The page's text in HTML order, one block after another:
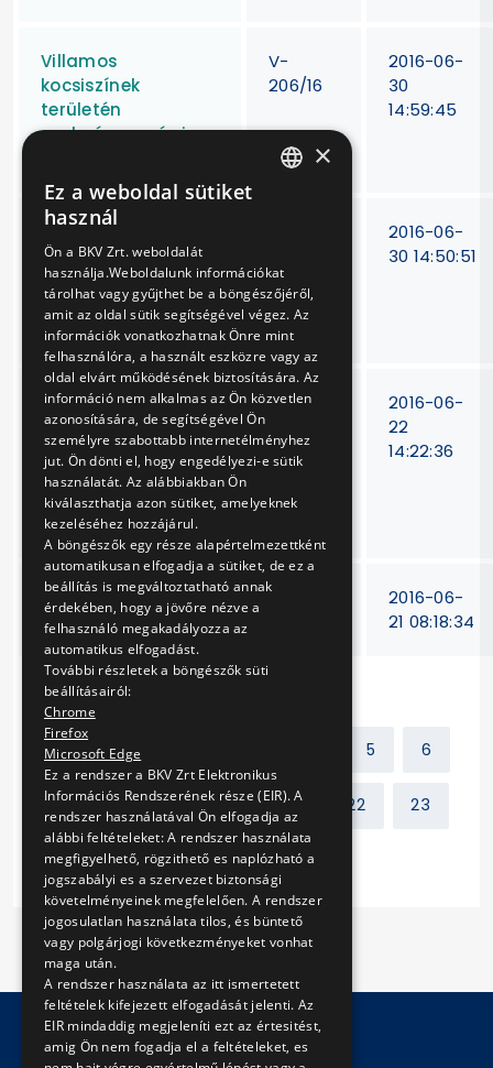
Villamos
kocsiszínek
területén
szabványossági
V-
206/16
2016-06-
30
14:59:45
Földkábelek
nyomvonal
meghatározása
térdiagnosztikai
eszközökkel
2016-06-
30 14:50:51
Vontató motorok
forgórészeinek
kiegyensúlyozására
alkalmas
berendezés
beszerzése
VB-
2016-06-
22
14:22:36
Oszlopajtók
pótlása - javítása
V-
2016-06-
21 08:18:34
Előző 5 6
7 8 9 10 ... 22 23
Következő
×
Ez a weboldal sütiket
használ
Ön a BKV Zrt. weboldalát
használja.Weboldalunk információkat
tárolhat vagy gyűjthet be a böngészőjéről,
amit az oldal sütik segítségével végez. Az
információk vonatkozhatnak Önre mint
felhasználóra, a használt eszközre vagy az
oldal elvárt működésének biztosítására. Az
információ nem alkalmas az Ön közvetlen
azonosítására, de segítségével Ön
személyre szabottabb internetélményhez
jut. Ön dönti el, hogy engedélyezi-e sütik
használatát. Az alábbiakban Ön
kiválaszthatja azon sütiket, amelyeknek
kezeléséhez hozzájárul.
A böngészők egy része alapértelmezettként
automatikusan elfogadja a sütiket, de ez a
beállítás is megváltoztatható annak
érdekében, hogy a jövőre nézve a
felhasználó megakadályozza az
automatikus elfogadást.
További részletek a böngészők süti
beállításairól:
Chrome
Firefox
Microsoft Edge
Ez a rendszer a BKV Zrt Elektronikus
Információs Rendszerének része (EIR). A
rendszer használatával Ön elfogadja az
alábbi feltételeket: A rendszer használata
megfigyelhető, rögzithető es naplózható a
jogszabályi es a szervezet biztonsági
követelményeinek megfelelően. A rendszer
jogosulatlan használata tilos, és büntető
vagy polgárjogi következményeket vonhat
maga után.
A rendszer használata az itt ismertetett
feltételek kifejezett elfogadását jelenti. Az
EIR mindaddig megjeleníti ezt az értesitést,
amig Ön nem fogadja el a feltételeket, es